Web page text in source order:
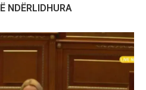
NDËRLIDHURA